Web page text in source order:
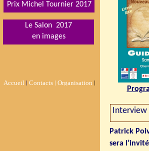
Patrick
sera
Interview
Accueil | Contacts | Organisation |
Le Salon 2017
en images
Prix Michel Tournier 2017